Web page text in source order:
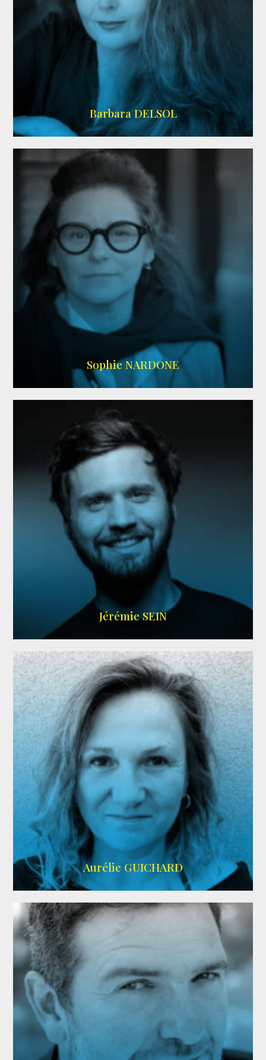
IMDB
Barbara DELSOL
RS DOUBLAGE,WIKIPEDIA
Sophie NARDONE
MEMBRE ARDA
Jérémie SEIN
Aurélie GUICHARD